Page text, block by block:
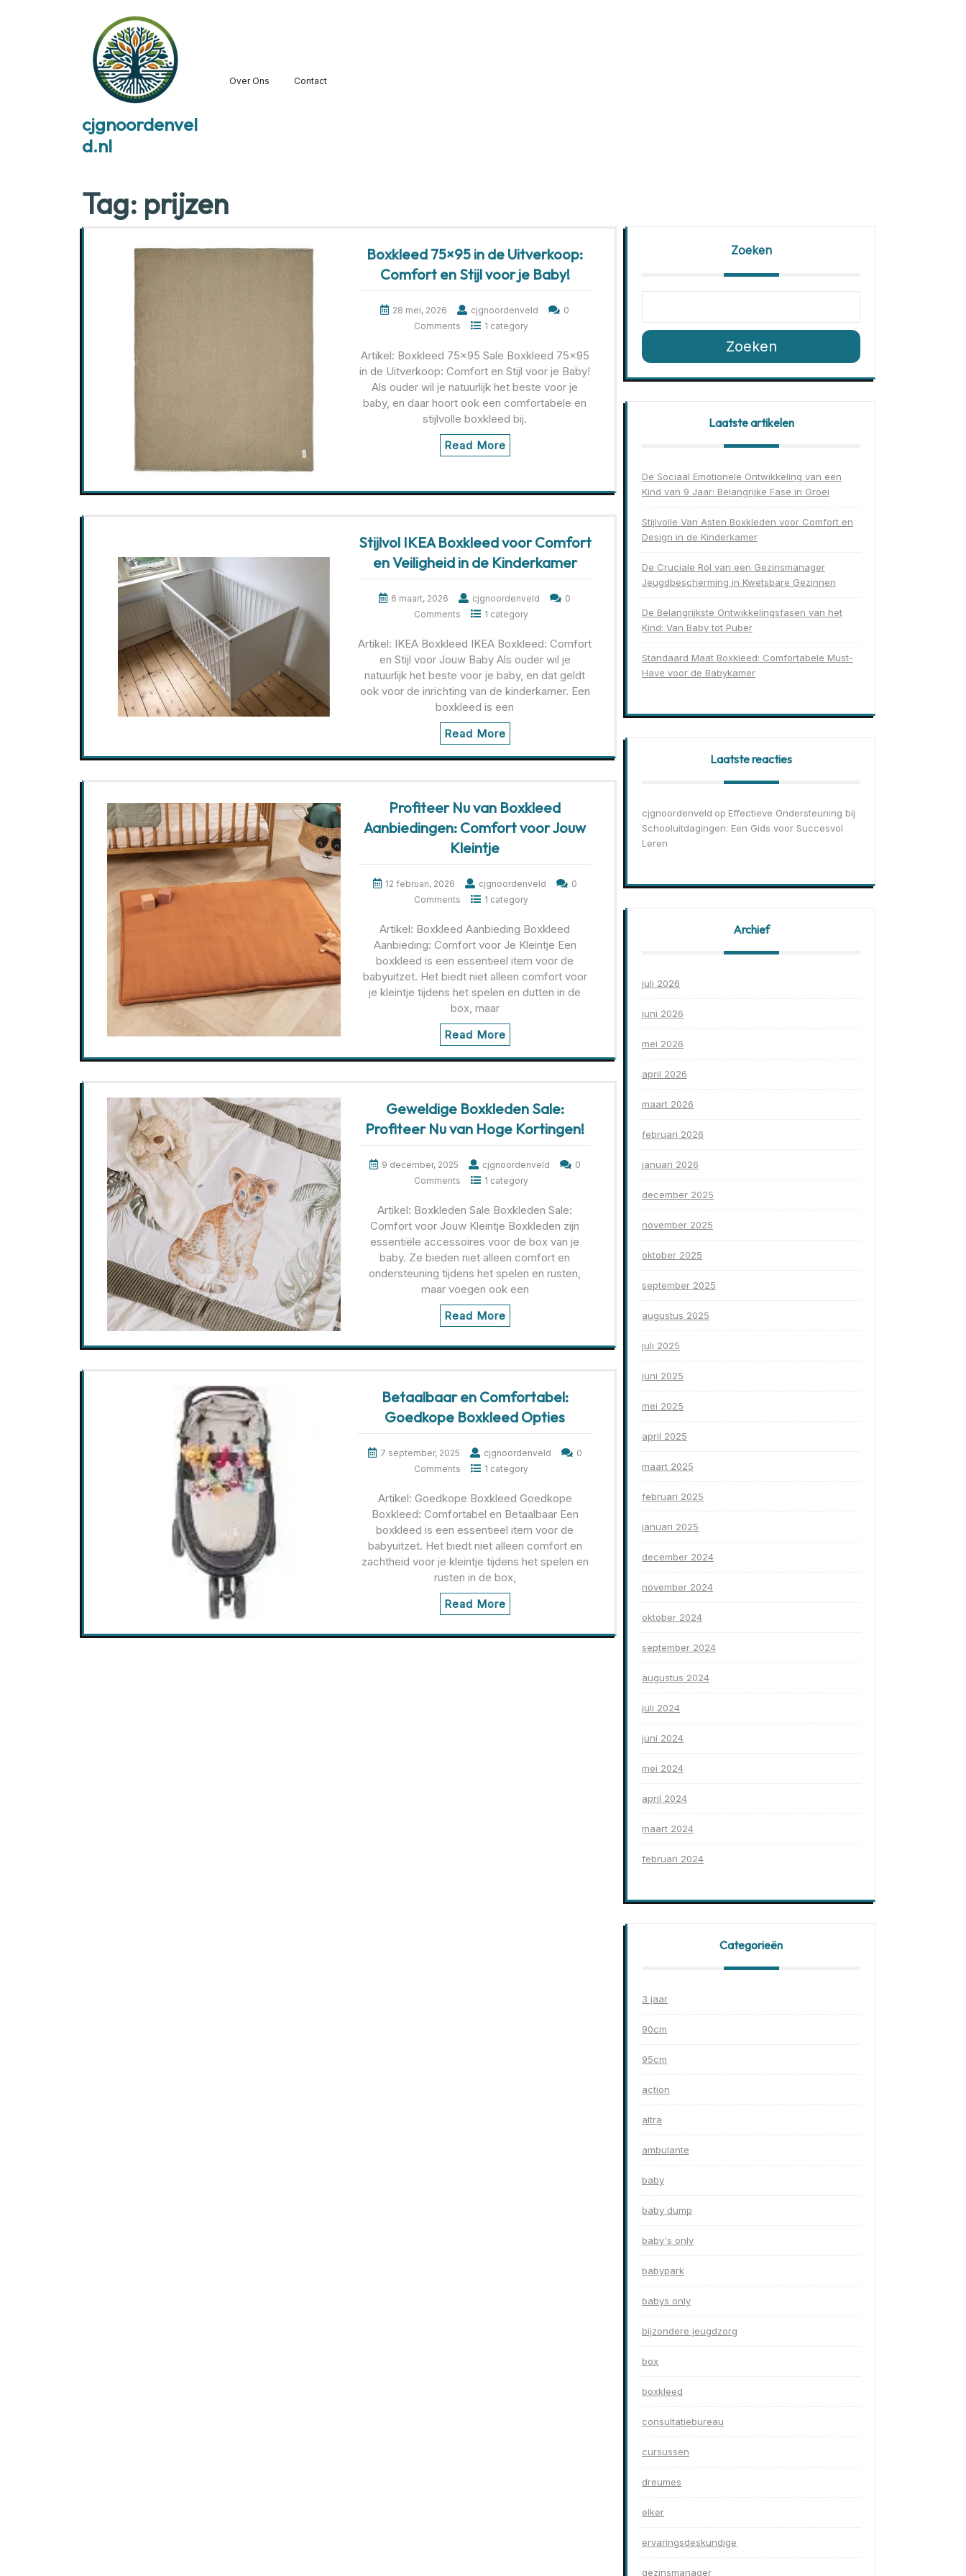
cjgnoordenvel
d.nl
Over Ons Contact
Tag: prijzen
Boxkleed 75×95 in de Uitverkoop:
Comfort en Stijl voor je Baby!
28 mei, 2026 cjgnoordenveld
0
Comments
1 category
Artikel: Boxkleed 75×95 Sale Boxkleed 75×95
in de Uitverkoop: Comfort en Stijl voor je Baby!
Als ouder wil je natuurlijk het beste voor je
baby, en daar hoort ook een comfortabele en
stijlvolle boxkleed bij.
Read More
Stijlvol IKEA Boxkleed voor Comfort
en Veiligheid in de Kinderkamer
6 maart, 2026 cjgnoordenveld
0
Comments
1 category
Artikel: IKEA Boxkleed IKEA Boxkleed: Comfort
en Stijl voor Jouw Baby Als ouder wil je
natuurlijk het beste voor je baby, en dat geldt
ook voor de inrichting van de kinderkamer. Een
boxkleed is een
Read More
Profiteer Nu van Boxkleed
Aanbiedingen: Comfort voor Jouw
Kleintje
12 februari, 2026 cjgnoordenveld
0
Comments
1 category
Artikel: Boxkleed Aanbieding Boxkleed
Aanbieding: Comfort voor Je Kleintje Een
boxkleed is een essentieel item voor de
babyuitzet. Het biedt niet alleen comfort voor
je kleintje tijdens het spelen en dutten in de
box, maar
Read More
Geweldige Boxkleden Sale:
Profiteer Nu van Hoge Kortingen!
9 december, 2025 cjgnoordenveld
0
Comments
1 category
Artikel: Boxkleden Sale Boxkleden Sale:
Comfort voor Jouw Kleintje Boxkleden zijn
essentiële accessoires voor de box van je
baby. Ze bieden niet alleen comfort en
ondersteuning tijdens het spelen en rusten,
maar voegen ook een
Read More
Betaalbaar en Comfortabel:
Goedkope Boxkleed Opties
7 september, 2025 cjgnoordenveld
0
Comments
1 category
Artikel: Goedkope Boxkleed Goedkope
Boxkleed: Comfortabel en Betaalbaar Een
boxkleed is een essentieel item voor de
babyuitzet. Het biedt niet alleen comfort en
zachtheid voor je kleintje tijdens het spelen en
rusten in de box,
Read More
Zoeken
Zoeken
Laatste artikelen
De Sociaal Emotionele Ontwikkeling van een
Kind van 9 Jaar: Belangrijke Fase in Groei
Stijlvolle Van Asten Boxkleden voor Comfort en
Design in de Kinderkamer
De Cruciale Rol van een Gezinsmanager
Jeugdbescherming in Kwetsbare Gezinnen
De Belangrijkste Ontwikkelingsfasen van het
Kind: Van Baby tot Puber
Standaard Maat Boxkleed: Comfortabele Must-
Have voor de Babykamer
Laatste reacties
cjgnoordenveld op Effectieve Ondersteuning bij
Schooluitdagingen: Een Gids voor Succesvol
Leren
Archief
juli 2026
juni 2026
mei 2026
april 2026
maart 2026
februari 2026
januari 2026
december 2025
november 2025
oktober 2025
september 2025
augustus 2025
juli 2025
juni 2025
mei 2025
april 2025
maart 2025
februari 2025
januari 2025
december 2024
november 2024
oktober 2024
september 2024
augustus 2024
juli 2024
juni 2024
mei 2024
april 2024
maart 2024
februari 2024
Categorieën
3 jaar
90cm
95cm
action
altra
ambulante
baby
baby dump
baby's only
babypark
babys only
bijzondere jeugdzorg
box
boxkleed
consultatiebureau
cursussen
dreumes
elker
ervaringsdeskundige
gezinsmanager